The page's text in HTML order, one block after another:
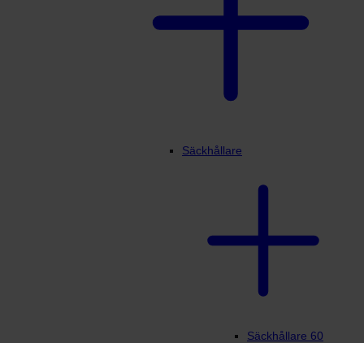
Säckhållare
Säckhållare 60